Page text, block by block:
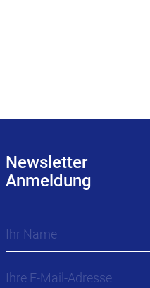
Newsletter
Anmeldung